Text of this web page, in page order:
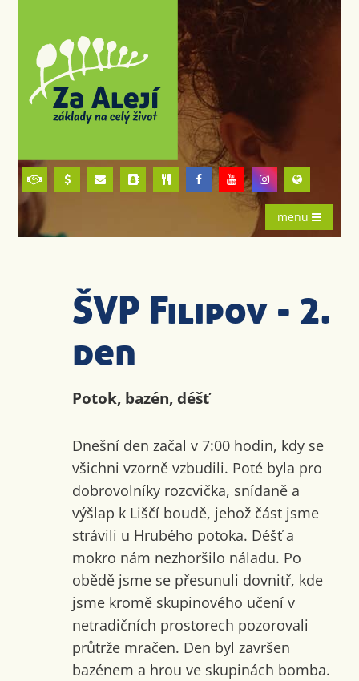
menu
ŠVP Filipov - 2.
den
Potok, bazén, déšť
Dnešní den začal v 7:00 hodin, kdy se
všichni vzorně vzbudili. Poté byla pro
dobrovolníky rozcvička, snídaně a
výšlap k Liščí boudě, jehož část jsme
strávili u Hrubého potoka. Déšť a
mokro nám nezhoršilo náladu. Po
obědě jsme se přesunuli dovnitř, kde
jsme kromě skupinového učení v
netradičních prostorech pozorovali
průtrže mračen. Den byl završen
bazénem a hrou ve skupinách bomba.